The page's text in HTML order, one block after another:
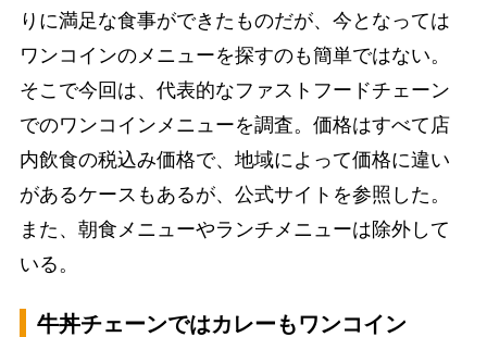
りに満足な食事ができたものだが、今となっては
ワンコインのメニューを探すのも簡単ではない。
そこで今回は、代表的なファストフードチェーン
でのワンコインメニューを調査。価格はすべて店
内飲食の税込み価格で、地域によって価格に違い
があるケースもあるが、公式サイトを参照した。
また、朝食メニューやランチメニューは除外して
いる。
牛丼チェーンではカレーもワンコイン